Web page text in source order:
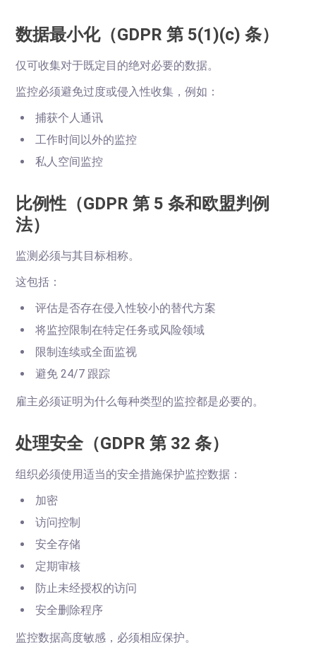
数据最小化（GDPR 第 5(1)(c) 条）
仅可收集对于既定目的绝对必要的数据。
监控必须避免过度或侵入性收集，例如：
捕获个人通讯
工作时间以外的监控
私人空间监控
比例性（GDPR 第 5 条和欧盟判例
法）
监测必须与其目标相称。
这包括：
评估是否存在侵入性较小的替代方案
将监控限制在特定任务或风险领域
限制连续或全面监视
避免 24/7 跟踪
雇主必须证明为什么每种类型的监控都是必要的。
处理安全（GDPR 第 32 条）
组织必须使用适当的安全措施保护监控数据：
加密
访问控制
安全存储
定期审核
防止未经授权的访问
安全删除程序
监控数据高度敏感，必须相应保护。